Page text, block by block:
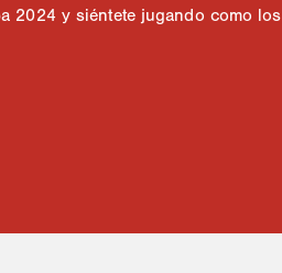
2024 y siéntete jugando como los